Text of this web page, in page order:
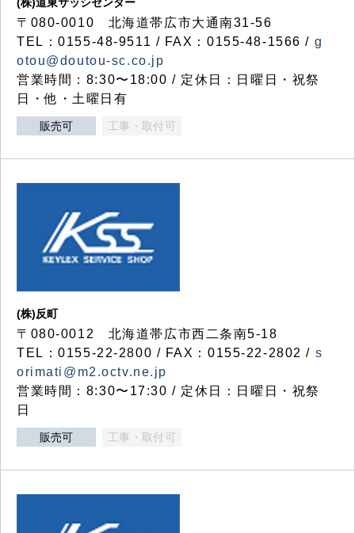
〒080-0010 北海道帯広市大通南31-56
TEL：0155-48-9511 / FAX：0155-48-1566 / g
otou@doutou-sc.co.jp
営業時間：8:30〜18:00 / 定休日：日曜日・祝祭
日・他・土曜日有
販売可 工事・取付可
(株)反町
〒080-0012 北海道帯広市西二条南5-18
TEL：0155-22-2800 / FAX：0155-22-2802 / s
orimati@m2.octv.ne.jp
営業時間：8:30〜17:30 / 定休日：日曜日・祝祭
日
販売可 工事・取付可